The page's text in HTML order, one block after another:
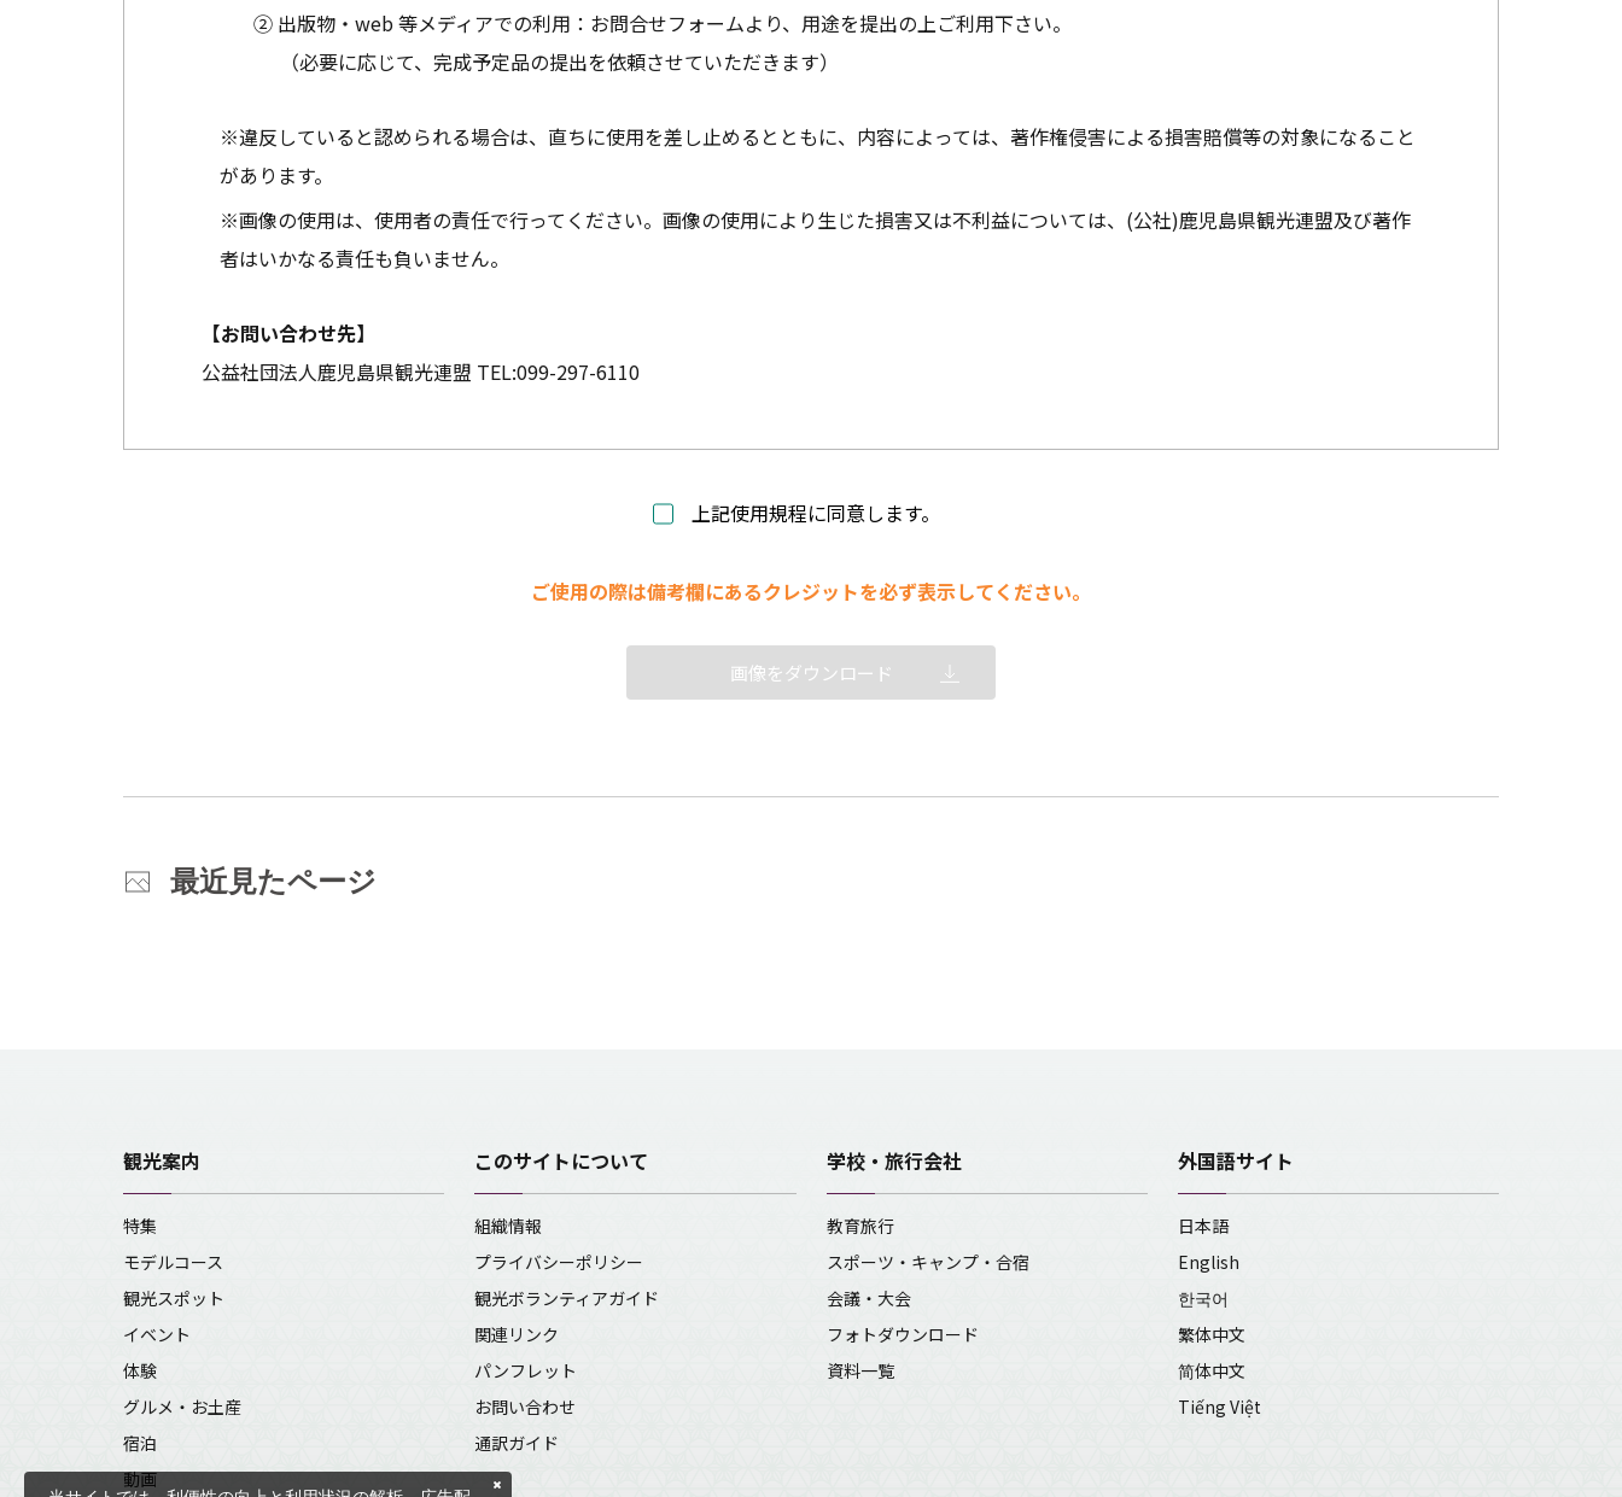
② 出版物・web 等メディアでの利用：お問合せフォームより、用途を提出の上ご利用下さい。
（必要に応じて、完成予定品の提出を依頼させていただきます）
※違反していると認められる場合は、直ちに使用を差し止めるとともに、内容によっては、著作権侵害による損害賠償等の対象になること
があります。
※画像の使用は、使用者の責任で行ってください。画像の使用により生じた損害又は不利益については、(公社)鹿児島県観光連盟及び著作
者はいかなる責任も負いません。
【お問い合わせ先】
公益社団法人鹿児島県観光連盟 TEL:099-297-6110
上記使用規程に同意します。
ご使用の際は備考欄にあるクレジットを必ず表示してください。
画像をダウンロード
最近見たページ
観光案内
特集
モデルコース
観光スポット
イベント
体験
グルメ・お土産
宿泊
動画
このサイトについて
組織情報
プライバシーポリシー
観光ボランティアガイド
関連リンク
パンフレット
お問い合わせ
通訳ガイド
学校・旅行会社
教育旅行
スポーツ・キャンプ・合宿
会議・大会
フォトダウンロード
資料一覧
外国語サイト
日本語
English
한국어
繁体中文
简体中文
Tiếng Việt